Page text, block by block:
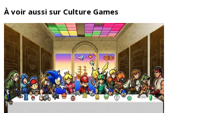
À voir aussi sur Culture Games